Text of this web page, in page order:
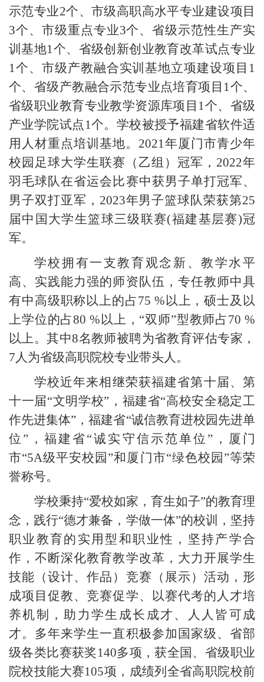
示范专业2个、市级高职高水平专业建设项目
3个、市级重点专业3个、省级示范性生产实
训基地1 个、省级创新创业教育改革试点专业
1 个、市级产教融合实训基地立项建设项目 1
个、省级产教融合示范专业点培育项目 1 个、
省级职业教育专业教学资源库项目 1 个、省级
产业学院试点 1个。学校被授予福建省软件适
用人材重点培训基地。 2021 年厦门市青少年
校园足球大学生联赛（乙组）冠军， 2022年
羽毛球队在省运会比赛中获男子单打冠军、
男子双打亚军， 2023年男子篮球队荣获第25
届中国大学生篮球三级联赛(福建基层赛)冠
军。
学校拥有一支教育观念新、教学水平
高、实践能力强的师资队伍，专任教师中具
有中高级职称以上的占75 % 以上，硕士及以
上学位的占80 % 以上，“双师”型教师占70 %
以上。其中8名教师被聘为省教育评估专家，
7 人为省级高职院校专业带头人。
学校近年来相继荣获福建省第十届、第
十一届“文明学校”，福建省“高校安全稳定工
作先进集体”，福建省“诚信教育进校园先进单
位”，福建省“诚实守信示范单位”，厦门
市“5A级平安校园”和厦门市“绿色校园”等荣
誉称号。
学校秉持“爱校如家，育生如子”的教育理
念，践行“德才兼备，学做一体”的校训，坚持
职业教育的实用型和职业性，坚持产学合
作，不断深化教育教学改革，大力开展学生
技能（设计、作品）竞赛（展示）活动，形
成项目促教、竞赛促学、以赛代考的人才培
养机制，助力学生成长成才、人人皆可成
才。多年来学生一直积极参加国家级、省部
级各类比赛获奖140多项，获全国、省级职业
院校技能大赛105项，成绩列全省高职院校前